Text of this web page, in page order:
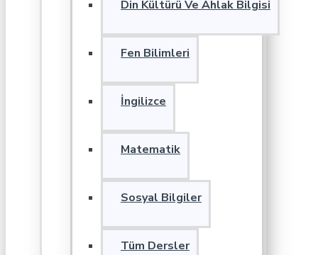
Din Kültürü Ve Ahlak Bilgisi
Fen Bilimleri
İngilizce
Matematik
Sosyal Bilgiler
Tüm Dersler